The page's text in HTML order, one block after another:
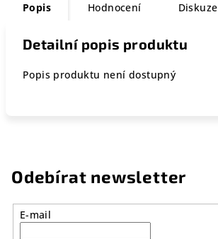
Popis Hodnocení Diskuze
Detailní popis produktu
Popis produktu není dostupný
Odebírat newsletter
E-mail